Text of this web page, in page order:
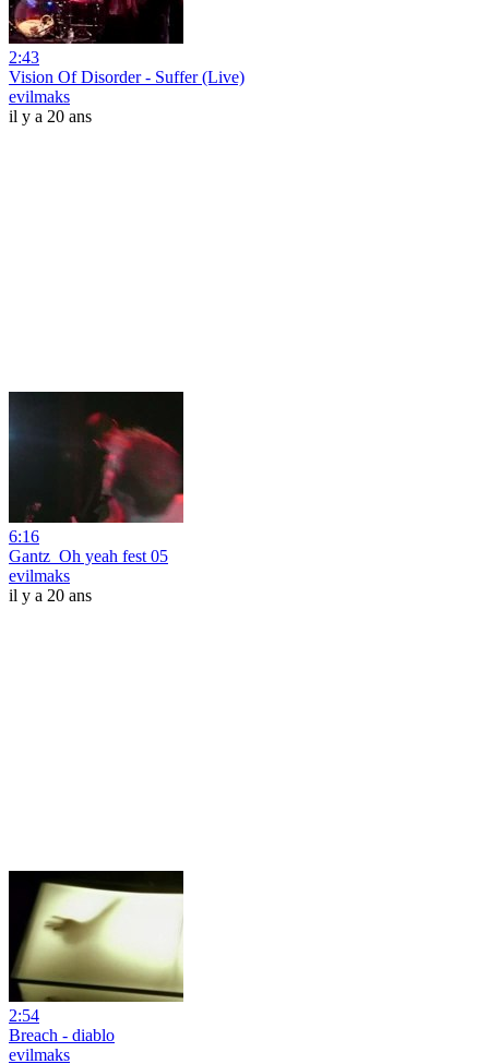
2:43
Vision Of Disorder - Suffer (Live)
evilmaks
il y a 20 ans
6:16
Gantz_Oh yeah fest 05
evilmaks
il y a 20 ans
2:54
Breach - diablo
evilmaks